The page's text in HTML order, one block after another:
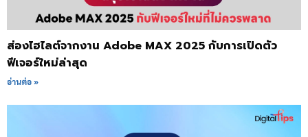
ส่องไฮไลต์จากงาน Adobe MAX 2025 กับการเปิดตัว
ฟีเจอร์ใหม่ล่าสุด
อ่านต่อ »